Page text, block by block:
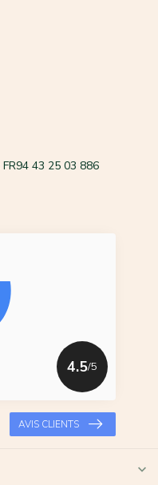
FR94 43 25 03 886
4.5/5
AVIS CLIENTS